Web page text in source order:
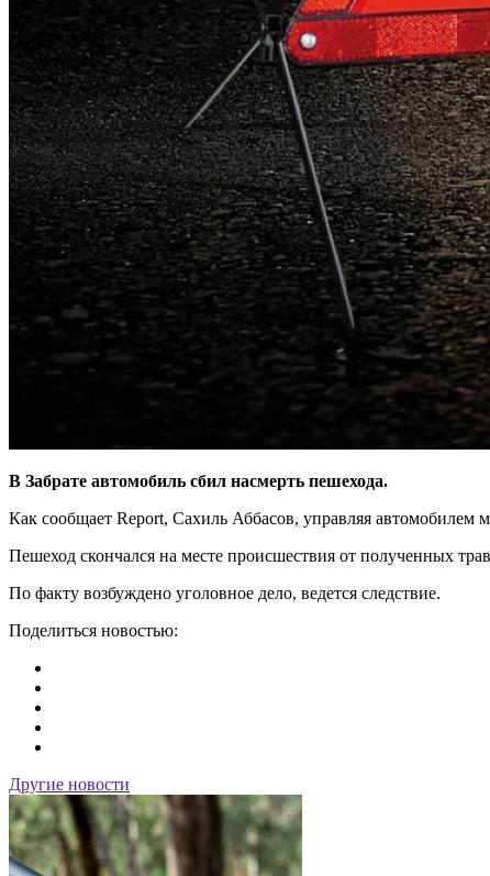
В Забрате автомобиль сбил насмерть пешехода.
Как сообщает Report, Сахиль Аббасов, управляя
Пешеход скончался на месте происшествия от полученных
По факту возбуждено уголовное дело, ведется следствие.
Поделиться новостью:
Другие новости